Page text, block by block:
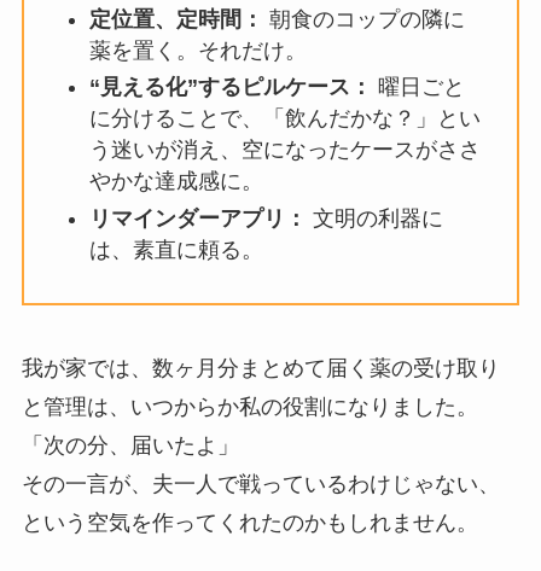
定位置、定時間： 朝食のコップの隣に
薬を置く。それだけ。
“見える化”するピルケース：
曜日ごと
に分けることで、「飲んだかな？」とい
う迷いが消え、空になったケースがささ
やかな達成感に。
リマインダーアプリ： 文明の利器に
は、素直に頼る。
我が家では、数ヶ月分まとめて届く薬の受け取り
と管理は、いつからか私の役割になりました。
「次の分、届いたよ」
その一言が、夫一人で戦っているわけじゃない、
という空気を作ってくれたのかもしれません。